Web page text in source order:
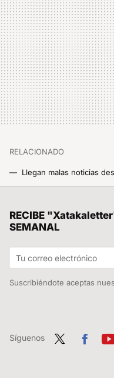
RELACIONADO
RECIBE
SEMANAL
Suscribiéndote aceptas
Síguenos